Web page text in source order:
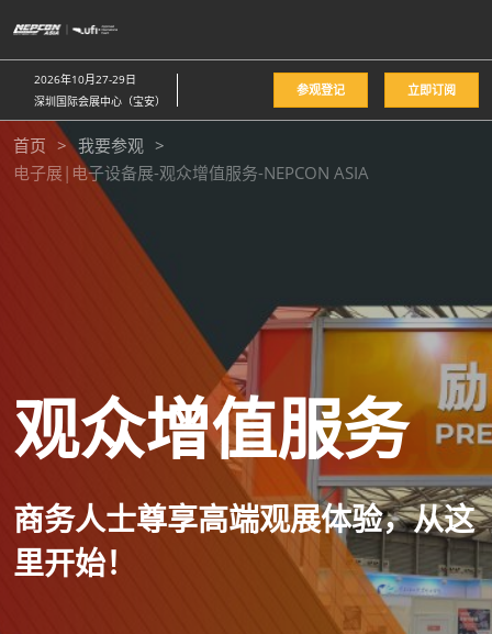
接
跳
至
内
容
2026年10月27-29日
深圳国际会展中心（宝安）
参观登记 立即订阅
首页
我要参观
电子展|电子设备展-观众增值服务-NEPCON ASIA
观众增值服务
商务人士尊享高端观展体验，从这
里开始！